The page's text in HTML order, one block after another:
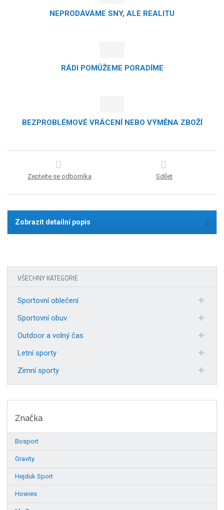
NEPRODÁVÁME SNY, ALE REALITU
RÁDI POMŮŽEME PORADÍME
BEZPROBLÉMOVÉ VRÁCENÍ NEBO VÝMĚNA ZBOŽÍ
Zeptejte se odborníka Sdílet
Zobrazit detailní popis
VŠECHNY KATEGORIE
Sportovní oblečení
Sportovní obuv
Outdoor a volný čas
Letní sporty
Zimní sporty
Značka
Bosport
Gravity
Hejduk Sport
Howies